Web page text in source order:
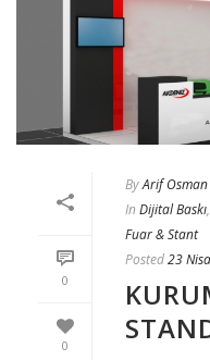
0
0
ByArif
In Dijital Baskı,
Fuar & Stant
Posted23